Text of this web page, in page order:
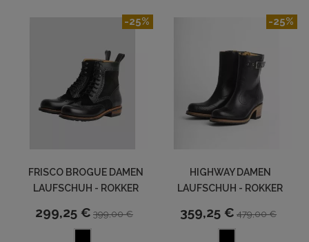
FRISCO BROGUE DAMEN
LAUFSCHUH - ROKKER
299,25 € 399,00 €
-25%
HIGHWAY DAMEN
LAUFSCHUH - ROKKER
359,25 € 479,00 €
-25%